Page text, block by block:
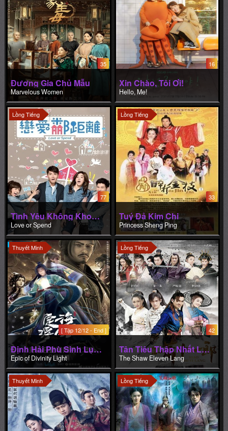
35
Đương Gia Chủ Mẫu
Marvelous Women
16
Xin Chào, Tôi Ơi!
Hello, Me!
Lồng Tiếng
77
Tình Yêu Không Khoảng Cách
Love or Spend
Lồng Tiếng
33
Tuý Đả Kim Chi
Princess Sheng Ping
Thuyết Minh
[ Tập 12/12 - End ]
Định Hải Phù Sinh Lục (Phần 1)
Epic of Divinity Light
Lồng Tiếng
42
Tân Tiêu Thập Nhất Lang
The Shaw Eleven Lang
Thuyết Minh Lồng Tiếng